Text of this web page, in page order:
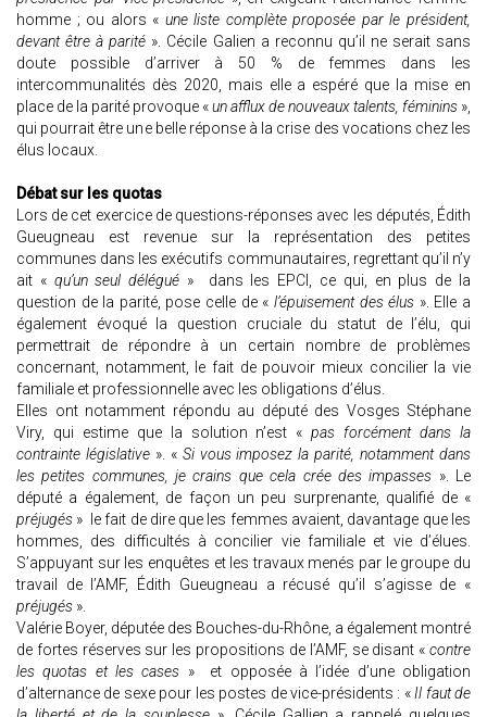
homme ; ou alors « une liste complète proposée par le président,
devant être à parité ». Cécile Galien a reconnu qu’il ne serait sans
doute possible d’arriver à 50 % de femmes dans les
intercommunalités dès 2020, mais elle a espéré que la mise en
place de la parité provoque «un afflux de nouveaux talents, féminins »,
qui pourrait être une belle réponse à la crise des vocations chez les
élus locaux.
Débat sur les quotas
Lors de cet exercice de questions-réponses avec les députés, Édith
Gueugneau est revenue sur la représentation des petites
communes dans les exécutifs communautaires, regrettant qu’il n’y
ait « qu’un seul délégué » dans les EPCI, ce qui, en plus de la
question de la parité, pose celle de « l’épuisement des élus ». Elle a
également évoqué la question cruciale du statut de l’élu, qui
permettrait de répondre à un certain nombre de problèmes
concernant, notamment, le fait de pouvoir mieux concilier la vie
familiale et professionnelle avec les obligations d’élus.
Elles ont notamment répondu au député des Vosges Stéphane
Viry, qui estime que la solution n’est «pas forcément dans la
contrainte législative ». « Si vous imposez la parité, notamment dans
les petites communes, je crains que cela crée des impasses ». Le
député a également, de façon un peu surprenante, qualifié de «
préjugés » le fait de dire que les femmes avaient, davantage que les
hommes, des difficultés à concilier vie familiale et vie d’élues.
S’appuyant sur les enquêtes et les travaux menés par le groupe du
travail de l’AMF, Édith Gueugneau a récusé qu’il s’agisse de «
préjugés ».
Valérie Boyer, députée des Bouches-du-Rhône, a également montré
de fortes réserves sur les propositions de l’AMF, se disant « contre
les quotas et les cases » et opposée à l’idée d’une obligation
d’alternance de sexe pour les postes de vice-présidents : «Il faut de